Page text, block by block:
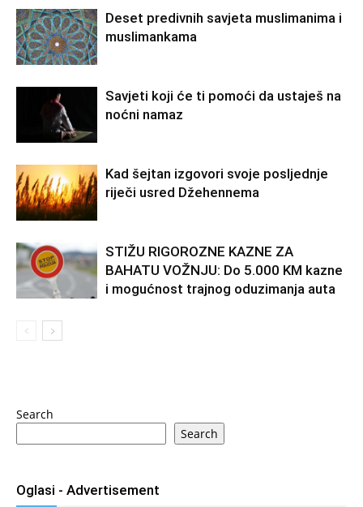
Deset predivnih savjeta muslimanima i
muslimankama
Savjeti koji će ti pomoći da ustaješ na
noćni namaz
Kad šejtan izgovori svoje posljednje
riječi usred Džehennema
STIŽU RIGOROZNE KAZNE ZA
BAHATU VOŽNJU: Do 5.000 KM kazne
i mogućnost trajnog oduzimanja auta
Search
Search
Oglasi - Advertisement